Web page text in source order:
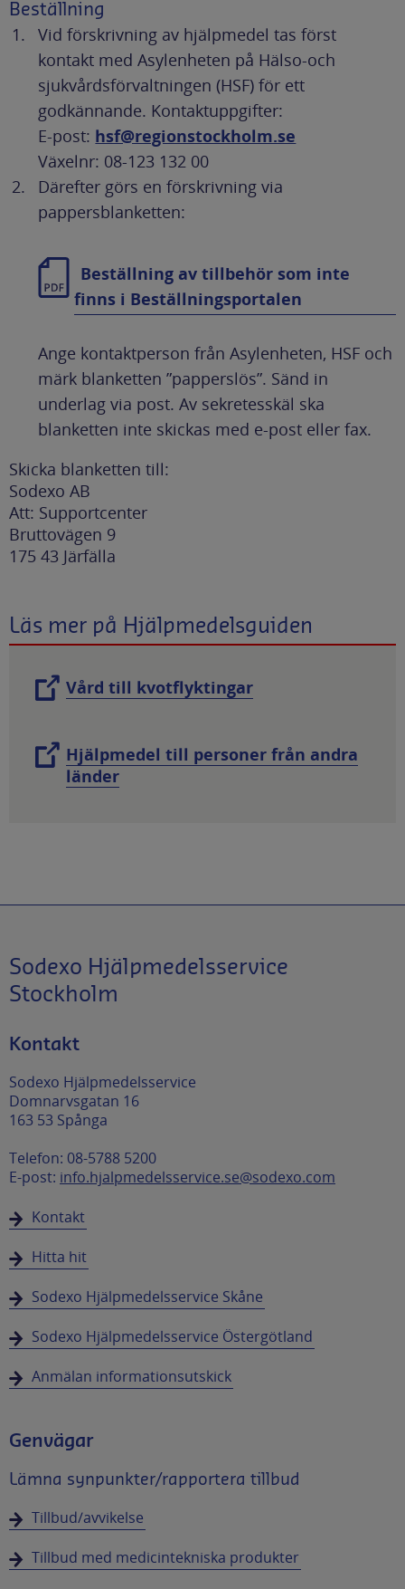
Beställning
Vid förskrivning av hjälpmedel tas först
kontakt med Asylenheten på Hälso-och
sjukvårdsförvaltningen (HSF) för ett
godkännande. Kontaktuppgifter:
E-post: hsf@regionstockholm.se
Växelnr: 08-123 132 00
Därefter görs en förskrivning via
pappersblanketten:
Beställning av tillbehör som inte
finns i Beställningsportalen
Ange kontaktperson från Asylenheten, HSF och
märk blanketten ”papperslös”. Sänd in
underlag via post. Av sekretesskäl ska
blanketten inte skickas med e-post eller fax.
Skicka blanketten till:
Sodexo AB
Att: Supportcenter
Bruttovägen 9
175 43 Järfälla
Läs mer på Hjälpmedelsguiden
Vård till kvotflyktingar
Hjälpmedel till personer från andra
länder
Sodexo Hjälpmedelsservice
Stockholm
Kontakt
Sodexo Hjälpmedelsservice
Domnarvsgatan 16
163 53 Spånga
Telefon: 08-5788 5200
E-post: info.hjalpmedelsservice.se@sodexo.com
Kontakt
Hitta hit
Sodexo Hjälpmedelsservice Skåne
Sodexo Hjälpmedelsservice Östergötland
Anmälan informationsutskick
Genvägar
Lämna synpunkter/rapportera tillbud
Tillbud/avvikelse
Tillbud med medicintekniska produkter